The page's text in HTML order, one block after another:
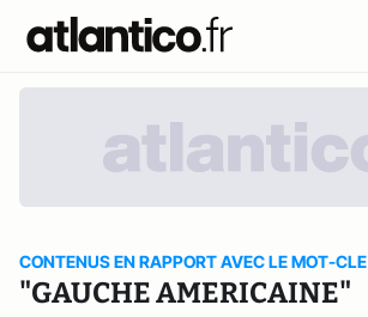
CONTENUS EN RAPPORT AVEC LE MOT-CLE
"GAUCHE AMERICAINE"